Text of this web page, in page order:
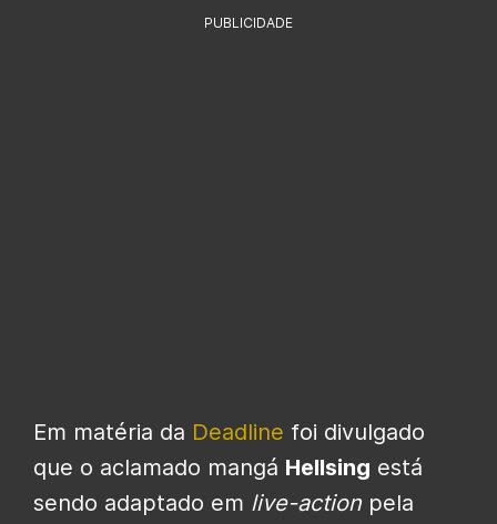
PUBLICIDADE
Em matéria da Deadline foi divulgado
que o aclamado mangá Hellsing está
sendo adaptado em live-action pela